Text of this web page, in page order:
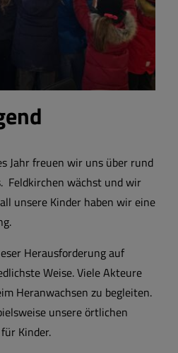
Jahr freuen wir uns über rund
Feldkirchen wächst und wir
unsere Kinder haben wir eine
Herausforderung auf
Weise. Viele Akteure
Heranwachsen zu begleiten.
unsere örtlichen
Kinder.